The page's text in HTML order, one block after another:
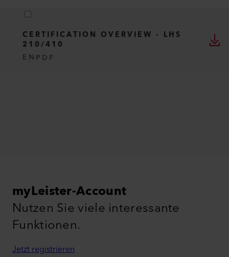
CERTIFICATION OVERVIEW - LHS
210/410
EN PDF
myLeister-Account
Nutzen Sie viele interessante
Funktionen.
Jetzt registrieren